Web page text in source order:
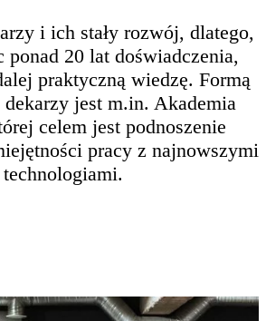
i ich stały rozwój, dlatego,
20 lat doświadczenia,
praktyczną wiedzę. Formą
dekarzy jest m.in. Akademia
celem jest podnoszenie
pracy z najnowszymi
technologiami.